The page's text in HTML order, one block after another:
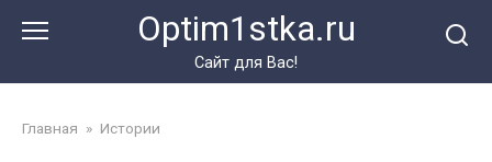
Optim1stka.ru
Сайт для Вас!
Главная » Истории